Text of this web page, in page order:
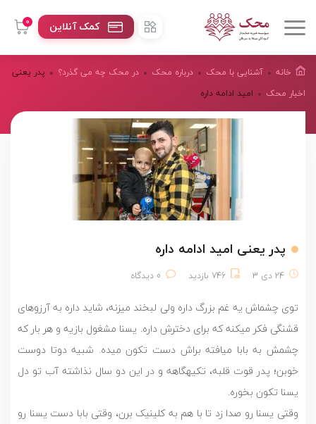
0 کمک آنلاین
خانه آشنایی با محک درباره محک
در محک چه می گذرد؟
اخبار محک
پدر یعنی
امید ادامه داره
پدر یعنی امید ادامه داره
24 دی 3 746 بازدید 0 دیدگاه
توی چشماش یه غم بزرگ داره ولی لبخند می­زنه، شاید داره به آرزوهای
قشنگی فکر می­کنه که برای دخترش داره. یسنا مشغول بازیه و هر بار که
چشمش به بابا می­افته براش دست تکون می­ده. شبیه دوتا دوست
خوبن؛ پدر قوت قلبه، تکیه­گاهه و در این دو سال نذاشته آب تو دل
یسنا تکون بخوره.
وقتی یسنا رو صدا زد تا با هم به کلینیک برن، وقتی بابا دست یسنا رو